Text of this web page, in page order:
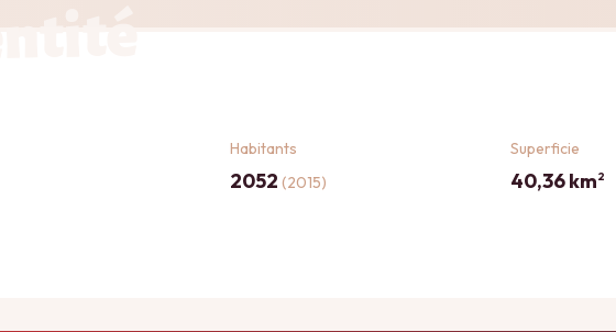
Habitants
2052 (2015)
Superficie
40,36 km2